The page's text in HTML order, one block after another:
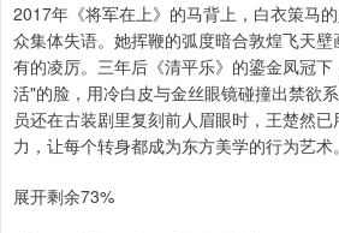
2017年《将军在上》的马背上，白衣策马
众集体失语。她挥鞭的弧度暗合敦煌飞天
有的凌厉。三年后《清平乐》的鎏金凤冠
活"的脸，用冷白皮与金丝眼镜碰撞出禁欲
员还在古装剧里复刻前人眉眼时，王楚然
力，让每个转身都成为东方美学的行为艺术。
展开剩余73%